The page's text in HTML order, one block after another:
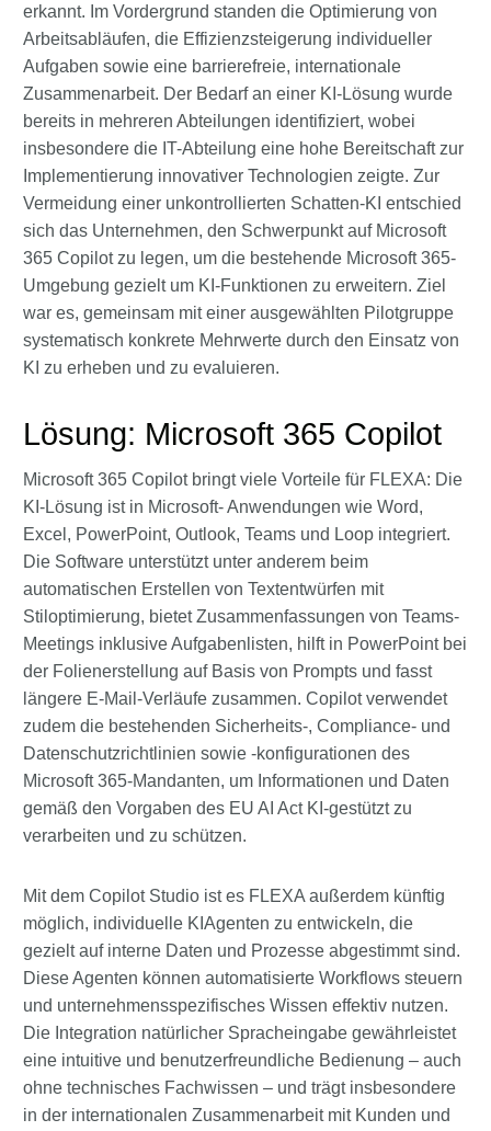
erkannt. Im Vordergrund standen die Optimierung von
Arbeitsabläufen, die Effizienzsteigerung individueller
Aufgaben sowie eine barrierefreie, internationale
Zusammenarbeit. Der Bedarf an einer KI-Lösung wurde
bereits in mehreren Abteilungen identifiziert, wobei
insbesondere die IT-Abteilung eine hohe Bereitschaft zur
Implementierung innovativer Technologien zeigte. Zur
Vermeidung einer unkontrollierten Schatten-KI entschied
sich das Unternehmen, den Schwerpunkt auf Microsoft
365 Copilot zu legen, um die bestehende Microsoft 365-
Umgebung gezielt um KI-Funktionen zu erweitern. Ziel
war es, gemeinsam mit einer ausgewählten Pilotgruppe
systematisch konkrete Mehrwerte durch den Einsatz von
KI zu erheben und zu evaluieren.
Lösung: Microsoft 365 Copilot
Microsoft 365 Copilot bringt viele Vorteile für FLEXA: Die
KI-Lösung ist in Microsoft- Anwendungen wie Word,
Excel, PowerPoint, Outlook, Teams und Loop integriert.
Die Software unterstützt unter anderem beim
automatischen Erstellen von Textentwürfen mit
Stiloptimierung, bietet Zusammenfassungen von Teams-
Meetings inklusive Aufgabenlisten, hilft in PowerPoint bei
der Folienerstellung auf Basis von Prompts und fasst
längere E-Mail-Verläufe zusammen. Copilot verwendet
zudem die bestehenden Sicherheits-, Compliance- und
Datenschutzrichtlinien sowie -konfigurationen des
Microsoft 365-Mandanten, um Informationen und Daten
gemäß den Vorgaben des EU AI Act KI-gestützt zu
verarbeiten und zu schützen.
Mit dem Copilot Studio ist es FLEXA außerdem künftig
möglich, individuelle KIAgenten zu entwickeln, die
gezielt auf interne Daten und Prozesse abgestimmt sind.
Diese Agenten können automatisierte Workflows steuern
und unternehmensspezifisches Wissen effektiv nutzen.
Die Integration natürlicher Spracheingabe gewährleistet
eine intuitive und benutzerfreundliche Bedienung – auch
ohne technisches Fachwissen – und trägt insbesondere
in der internationalen Zusammenarbeit mit Kunden und